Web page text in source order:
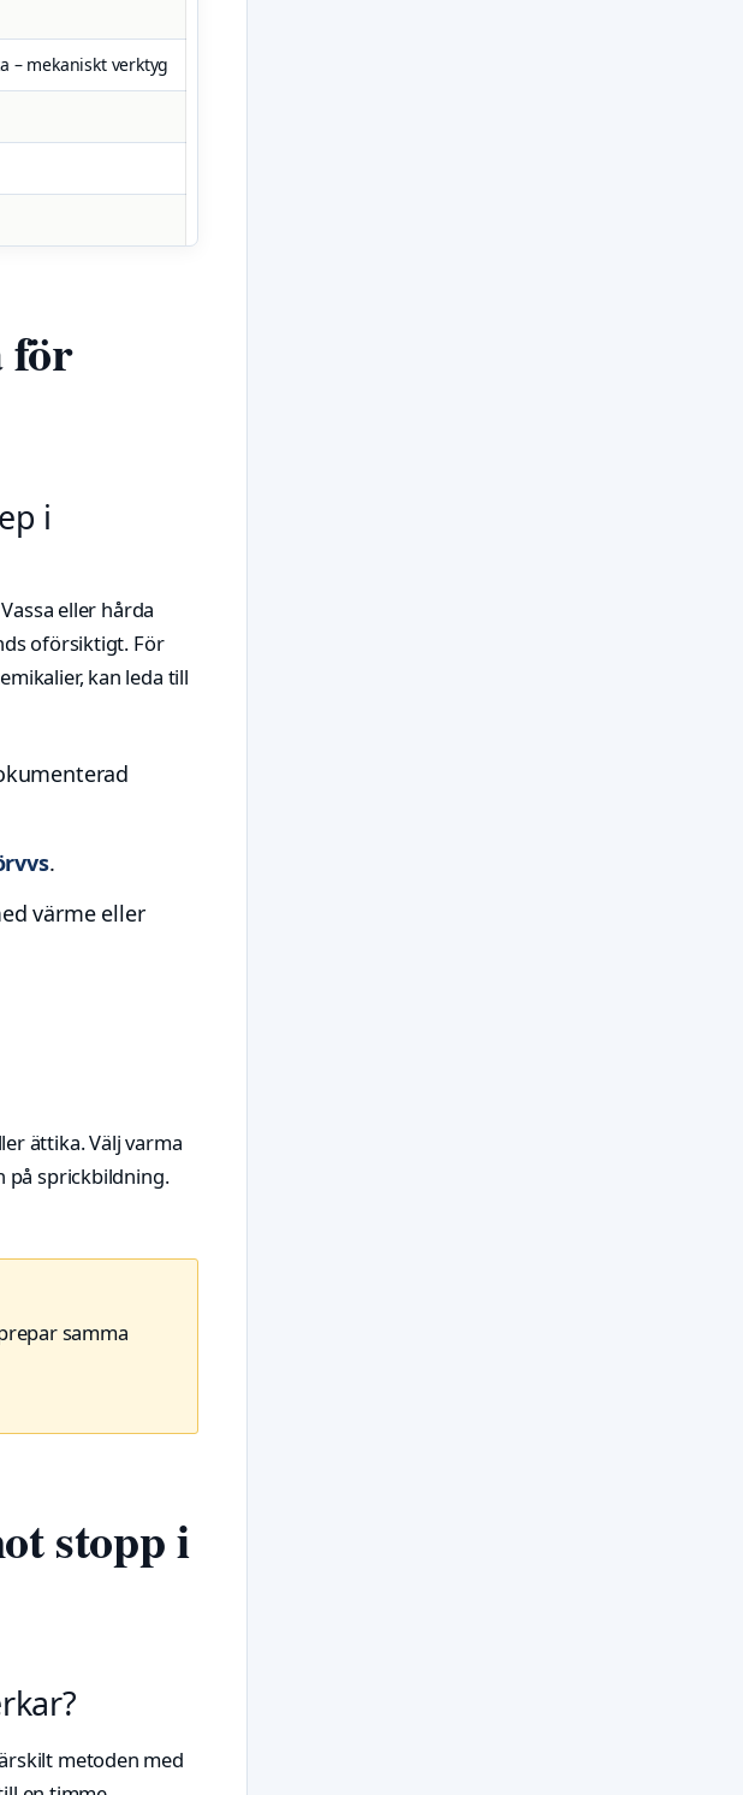
– mekaniskt verktyg
för
i
eller hårda
oförsiktigt. För
kan leda till
.
värme eller
ättika. Välj varma
på sprickbildning.
samma
stopp i
metoden med